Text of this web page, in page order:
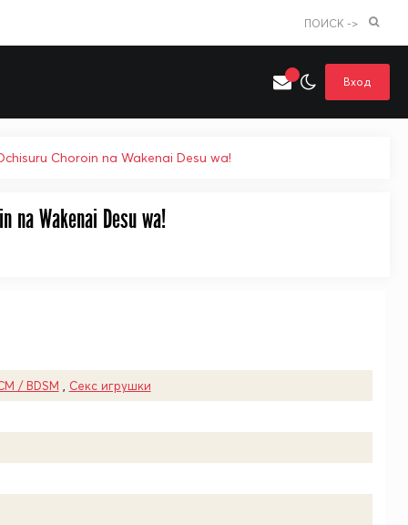
ПОИСК ->
Вход
Choroin na Wakenai Desu wa!
na Wakenai Desu wa!
/ BDSM Секс игрушки